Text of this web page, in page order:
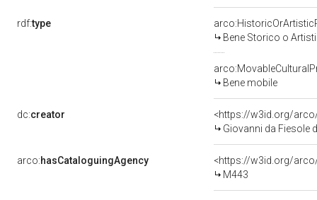
rdf:type
Bene Storico o
Bene mobile
dc:creator
<https://w3id.org/
Giovanni da Fiesole
arco:hasCataloguingAgency
<https://w3id.org/
M443